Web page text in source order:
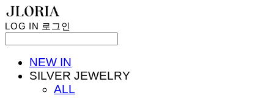
LOG IN 로그인
NEW IN
SILVER JEWELRY
ALL